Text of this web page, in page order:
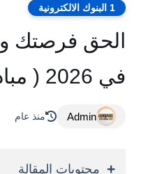
1 البنوك الالكترونية
الحق فرصتك
في 2026 ( مبادرة الشمول المالي )
Admin منذ عام
محتويات المقالة